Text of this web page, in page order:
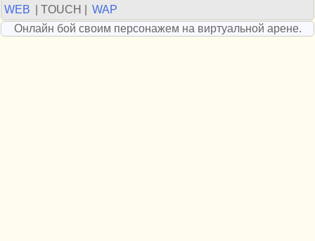
WEB
| TOUCH |
WAP
Онлайн бой своим персонажем на виртуальной арене.